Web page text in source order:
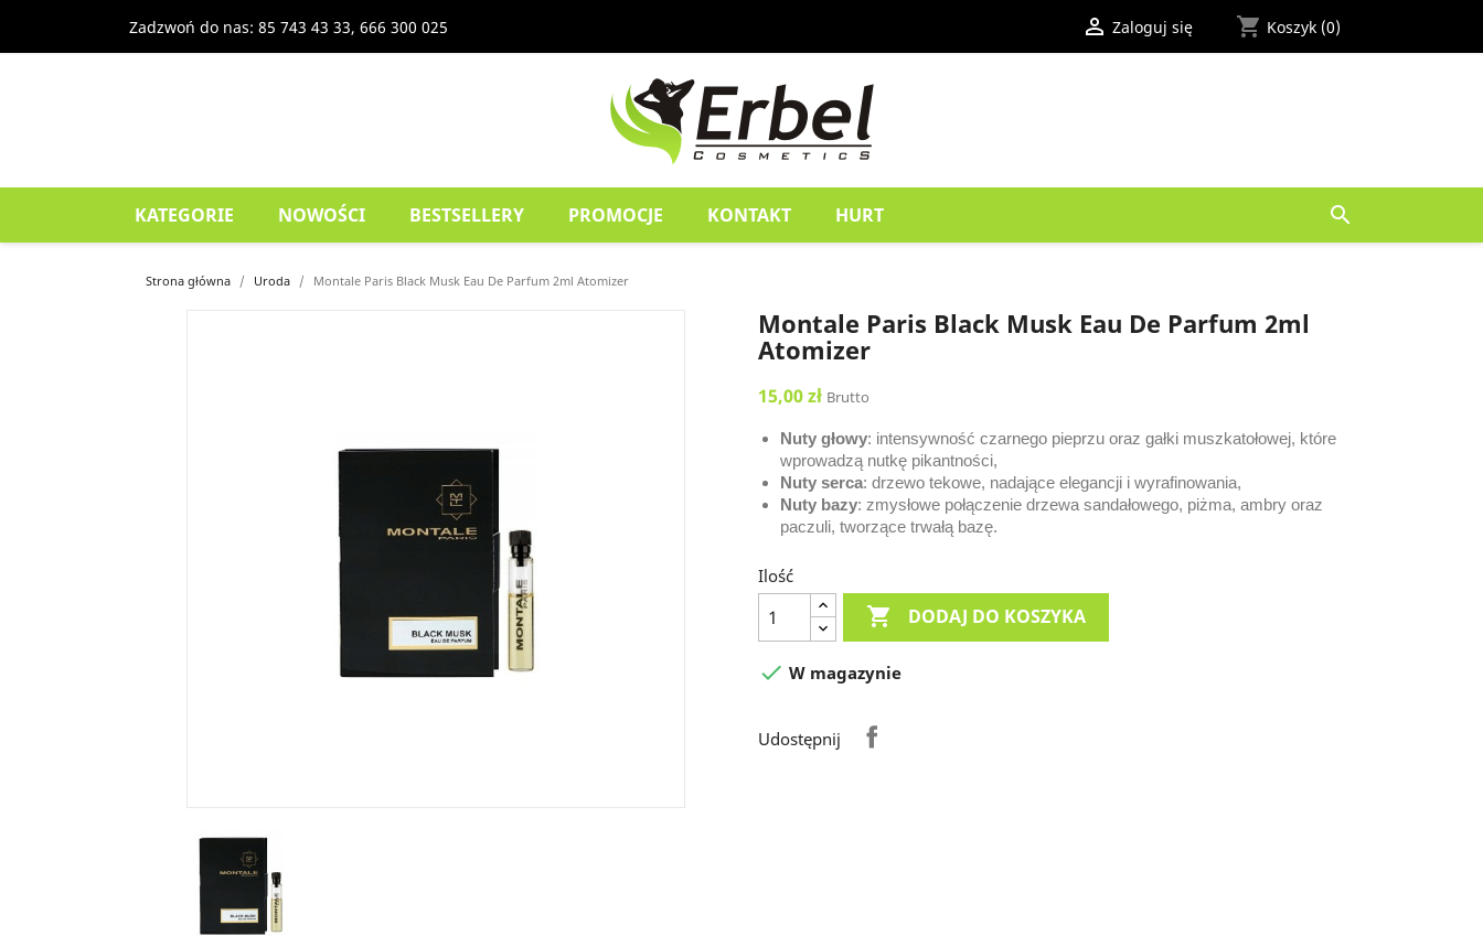
Zadzwoń do nas: 85 743 43 33, 666 300 025  Zaloguj się shopping_cart Koszyk (0)
KATEGORIE NOWOŚCI BESTSELLERY PROMOCJE KONTAKT HURT 
Strona główna Uroda Montale Paris Black Musk Eau De Parfum 2ml Atomizer
Montale Paris Black Musk Eau De Parfum 2ml
Atomizer
15,00 zł Brutto
Nuty głowy: intensywność czarnego pieprzu oraz gałki muszkatołowej, które
wprowadzą nutkę pikantności,
Nuty serca: drzewo tekowe, nadające elegancji i wyrafinowania,
Nuty bazy: zmysłowe połączenie drzewa sandałowego, piżma, ambry oraz
paczuli, tworzące trwałą bazę.
Ilość
 DODAJ DO KOSZYKA
 W magazynie
Udostępnij